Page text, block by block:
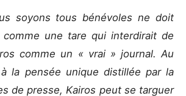
soyons tous bénévoles ne doit
une tare qui interdirait de
comme un « vrai » journal. Au
la pensée unique distillée par la
de presse, Kairos peut se targuer